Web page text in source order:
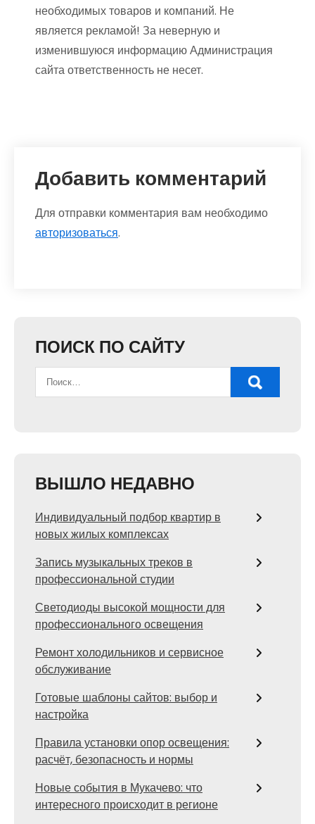
необходимых товаров и компаний. Не
является рекламой! За неверную и
изменившуюся информацию Администрация
сайта ответственность не несет.
Добавить комментарий
Для отправки комментария вам необходимо
авторизоваться.
ПОИСК ПО САЙТУ
ВЫШЛО НЕДАВНО
Индивидуальный подбор квартир в
новых жилых комплексах
Запись музыкальных треков в
профессиональной студии
Светодиоды высокой мощности для
профессионального освещения
Ремонт холодильников и сервисное
обслуживание
Готовые шаблоны сайтов: выбор и
настройка
Правила установки опор освещения:
расчёт, безопасность и нормы
Новые события в Мукачево: что
интересного происходит в регионе